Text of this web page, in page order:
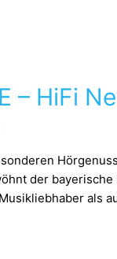
– HiFi
der
als